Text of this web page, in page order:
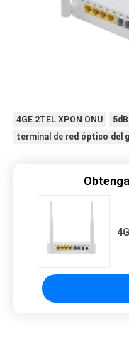
4GE 2TEL XPON ONU
terminal de red óptico del